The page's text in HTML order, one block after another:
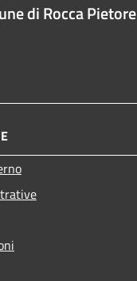
di Rocca Pietore